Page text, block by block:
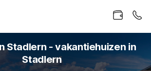
Stadlern - vakantiehuizen in
Stadlern